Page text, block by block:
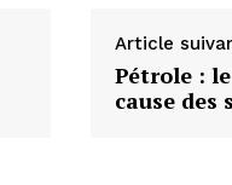
Article
Pétrole :
cause des